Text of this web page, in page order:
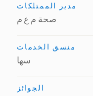
مدير الممتلكات
صحة م.ع.م.
منسق الخدمات
سها
الجوائز